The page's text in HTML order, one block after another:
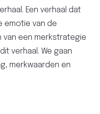
Een verhaal dat
emotie van de
van een merkstrategie
verhaal. We gaan
merkwaarden en